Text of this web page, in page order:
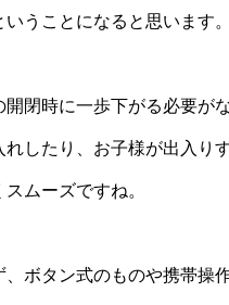
うことになると思います。
閉時に一歩下がる必要がな
したり、お子様が出入り
ムーズですね。
ボタン式のものや携帯操